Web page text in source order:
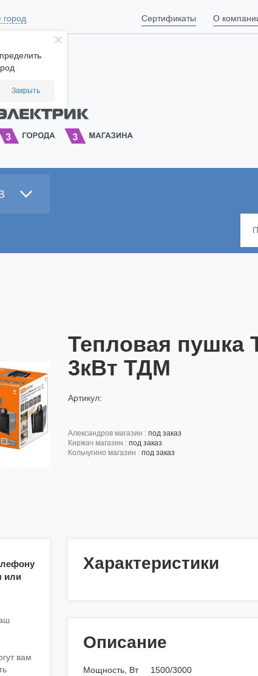
Закрыть
город Сертификаты О
Тепловая пушка
3кВт ТДМ
Артикул:
александров магазин : под заказ
киржач магазин : под заказ
кольчугино магазин : под заказ
или
вам
Характеристики
Описание
Мощность, Вт 1500/3000